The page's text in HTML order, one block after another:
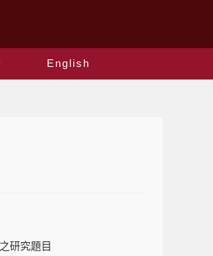
English
研究題目